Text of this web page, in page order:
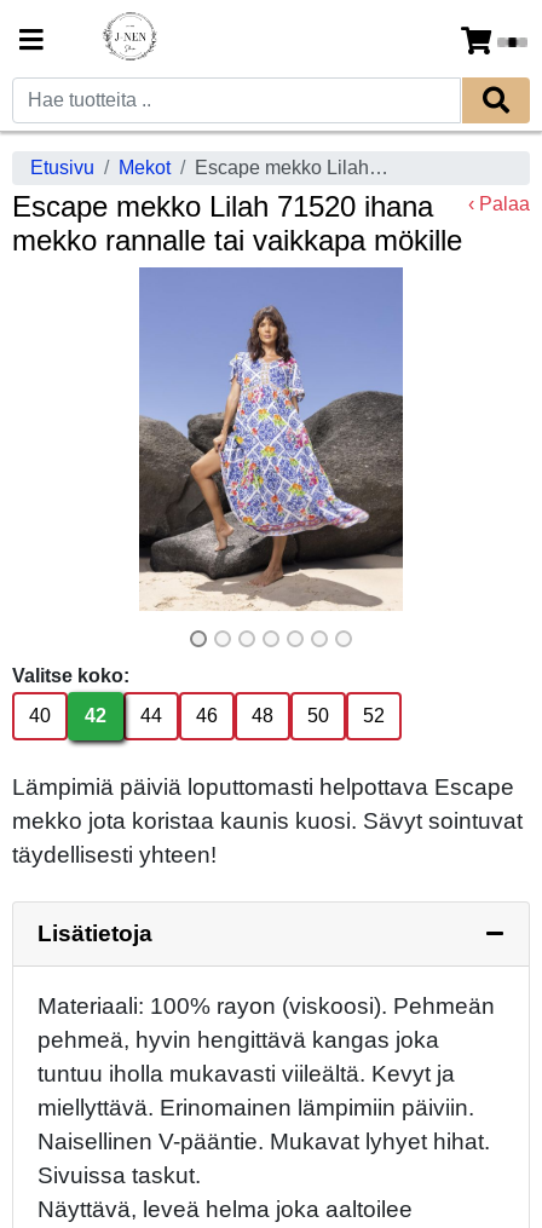
Etusivu Mekot Escape mekko Lilah 71520 ihana mekko rannalle tai vaikkapa mökille
Escape mekko Lilah 71520 ihana
mekko rannalle tai vaikkapa mökille
‹ Palaa
Previous
Valitse koko:
40
42 44 46 48 50 52
Lämpimiä päiviä loputtomasti helpottava Escape
mekko jota koristaa kaunis kuosi. Sävyt sointuvat
täydellisesti yhteen!
Lisätietoja
Materiaali: 100% rayon (viskoosi). Pehmeän
pehmeä, hyvin hengittävä kangas joka
tuntuu iholla mukavasti viileältä. Kevyt ja
miellyttävä. Erinomainen lämpimiin päiviin.
Naisellinen V-pääntie. Mukavat lyhyet hihat.
Sivuissa taskut.
Näyttävä, leveä helma joka aaltoilee